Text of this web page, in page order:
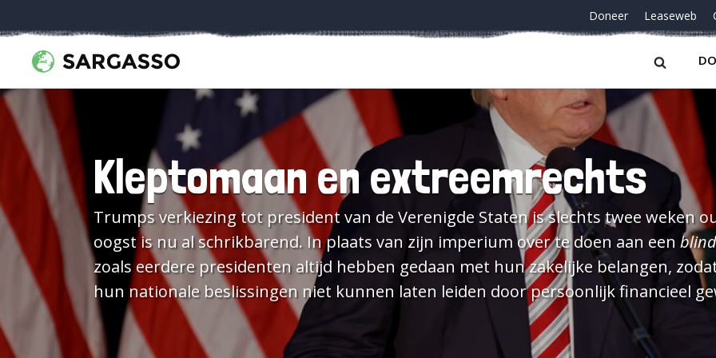
Doneer Leaseweb
Kleptomaan en extreemrechts
Trumps verkiezing tot president van de Verenigde Staten is slechts twee weken
oogst is nu al schrikbarend. In plaats van zijn imperium over te doen aan een
zoals eerdere presidenten altijd hebben gedaan met hun zakelijke belangen,
hun nationale beslissingen niet kunnen laten leiden door persoonlijk financieel
Trump zijn eigen kinderen de leiding over zijn bedrijf geven. Het was meteen duidelijk
waarom. Toen de Argentijnse president belde om hem te feliciteren met zijn